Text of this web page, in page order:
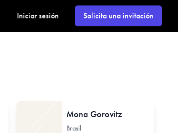
Iniciar sesión Solicita una invitación
Mona Gorovitz
Brasil